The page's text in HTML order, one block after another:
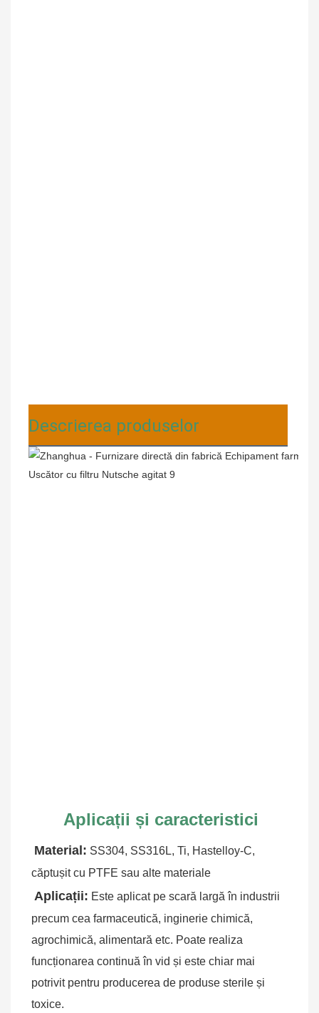
Descrierea produselor
Aplicații și caracteristici
Material: SS304, SS316L, Ti, Hastelloy-C,
căptușit cu PTFE sau alte materiale
Aplicații: Este aplicat pe scară largă în industrii
precum cea farmaceutică, inginerie chimică,
agrochimică, alimentară etc. Poate realiza
funcționarea continuă în vid și este chiar mai
potrivit pentru producerea de produse sterile și
toxice.